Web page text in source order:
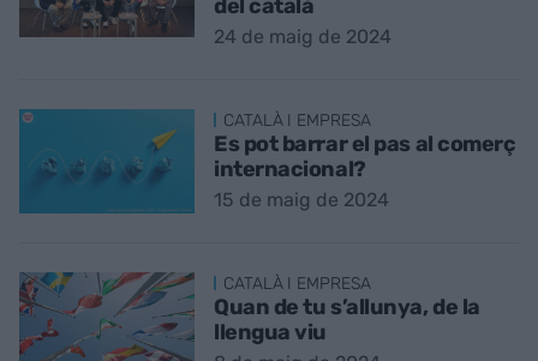
del català
24 de maig de 2024
CATALÀ I EMPRESA
Es pot barrar el pas al comerç
internacional?
15 de maig de 2024
CATALÀ I EMPRESA
Quan de tu s’allunya, de la
llengua viu